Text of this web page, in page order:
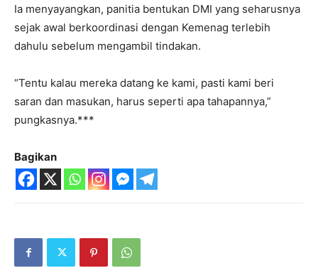
Ia menyayangkan, panitia bentukan DMI yang seharusnya
sejak awal berkoordinasi dengan Kemenag terlebih
dahulu sebelum mengambil tindakan.
“Tentu kalau mereka datang ke kami, pasti kami beri
saran dan masukan, harus seperti apa tahapannya,”
pungkasnya.***
Bagikan